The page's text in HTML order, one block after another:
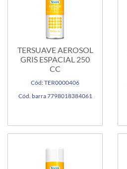
TERSUAVE AEROSOL
GRIS ESPACIAL 250
CC
Cód: TER0000406
Cód. barra 7798018384061